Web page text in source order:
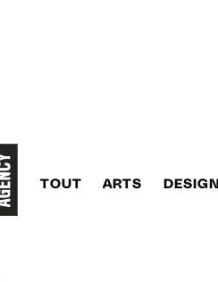
TOUT ARTS DESIGN